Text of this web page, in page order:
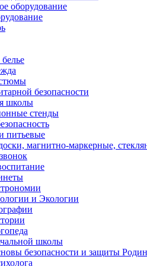
оборудование
безопасности
школы
стенды
питьевые
магнитно-маркерные,
и Экологии
школы
безопасности и защиты